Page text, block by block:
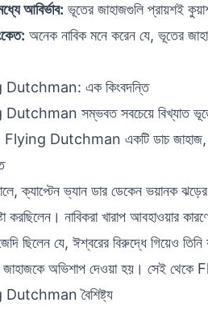
আবির্ভাব: ভূতের জাহাজগুলি প্রায়শই
অনেক নাবিক মনে করেন যে, ভূতের
এক কিংবদন্তি
সম্ভবত সবচেয়ে বিখ্যাত
Flying Dutchman একটি ডাচ জাহাজ,
ক্যাপ্টেন ভ্যান ডার ডেকেন
করছিলেন। নাবিকরা খারাপ আবহাওয়ার
ছিলেন যে, ঈশ্বরের বিরুদ্ধে গিয়েও
জাহাজকে অভিশাপ দেওয়া হয়। সেই
বৈশিষ্ট্য